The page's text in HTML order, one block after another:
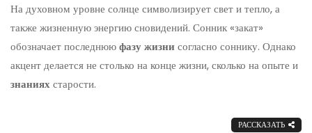
На духовном уровне солнце символизирует свет и тепло, а
также жизненную энергию сновидений. Сонник «закат»
обозначает последнююфазу жизни согласно соннику. Однако
акцент делается не столько на конце жизни, сколько на опыте и
знанияхстарости.
РАССКАЗАТЬ